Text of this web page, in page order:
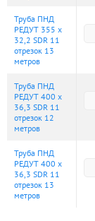
Труба ПНД
РЕДУТ 355 х
32,2 SDR 11
отрезок 13
метров
Труба ПНД
РЕДУТ 400 х
36,3 SDR 11
отрезок 12
метров
Труба ПНД
РЕДУТ 400 х
36,3 SDR 11
отрезок 13
метров